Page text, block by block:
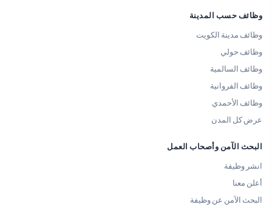
وظائف حسب المدينة
وظائف مدينة الكويت
وظائف حولي
وظائف السالمية
وظائف الفروانية
وظائف الأحمدي
عرض كل المدن
البحث الآمن وأصحاب العمل
انشر وظيفة
أعلن معنا
البحث الآمن عن وظيفة